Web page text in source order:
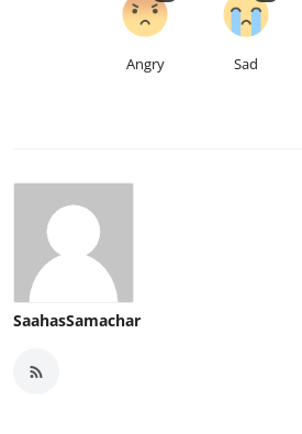
Angry Sad
SaahasSamachar